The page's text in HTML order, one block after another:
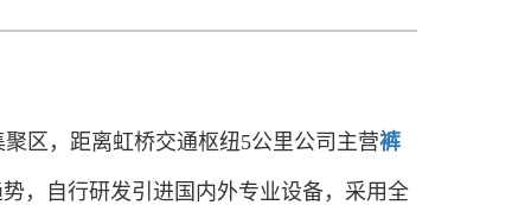
区，距离虹桥交通枢纽5公里公司主营裤
，自行研发引进国内外专业设备，采用全